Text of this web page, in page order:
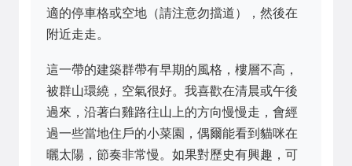
適的停車格或空地（請注意勿擋道），然後在
附近走走。
這一帶的建築群帶有早期的風格，樓層不高，
被群山環繞，空氣很好。我喜歡在清晨或午後
過來，沿著白雞路往山上的方向慢慢走，會經
過一些當地住戶的小菜園，偶爾能看到貓咪在
曬太陽，節奏非常慢。如果對歷史有興趣，可